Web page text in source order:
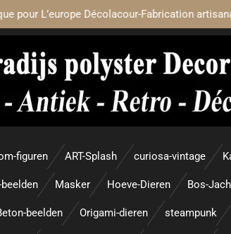
pour L’europe Décolacour-Fabrication
figuren ART-Splash curiosa-vintage
Masker Hoeve-Dieren Bos-
beelden Origami-dieren steampunk